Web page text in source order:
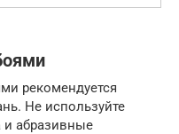
рекомендуется
Не используйте
абразивные